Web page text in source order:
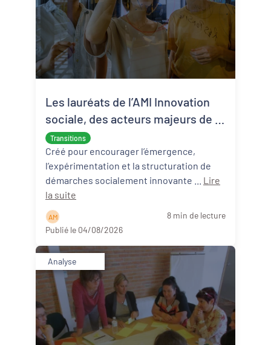
Transitions
Les lauréats de l’AMI Innovation
sociale, des acteurs majeurs de la
transition écologique et sociale
Créé pour encourager l’émergence,
l’expérimentation et la structuration de
Lire
la suite
A M
8 min de lecture
Publié le 04/08/2026
Analyse